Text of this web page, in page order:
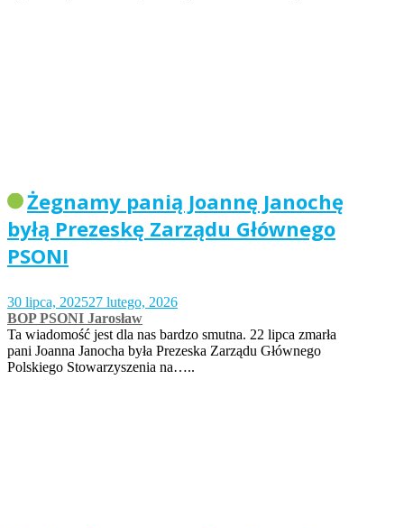
Żegnamy panią Joannę Janochę
byłą Prezeskę Zarządu Głównego
PSONI
30 lipca, 202527 lutego, 2026
BOP PSONI Jarosław
Ta wiadomość jest dla nas bardzo smutna. 22 lipca zmarła
pani Joanna Janocha była Prezeska Zarządu Głównego
Polskiego Stowarzyszenia na…..